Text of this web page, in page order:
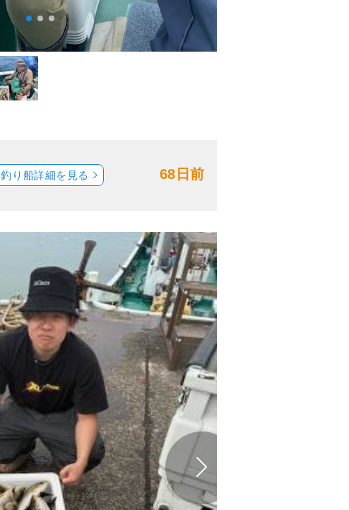
68日前
釣り船詳細を見る